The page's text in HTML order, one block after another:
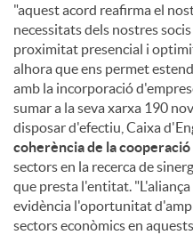
"aquest acord reafirma el
necessitats dels nostres
proximitat presencial i
alhora que ens permet
amb la incorporació
sumar a la seva xarxa 190
disposar d'efectiu, Caixa
coherència de la cooperació
sectors en la recerca de
que presta l'entitat.
evidència l'oportunitat
sectors econòmics en